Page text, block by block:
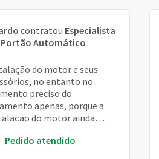
contratou Especialista
Portão Automático
do motor e seus
no entanto no
preciso do
apenas, porque a
do motor ainda
e a complementação do
Pedido atendido